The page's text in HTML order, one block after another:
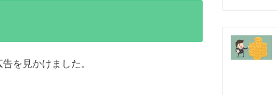
告を見かけました。